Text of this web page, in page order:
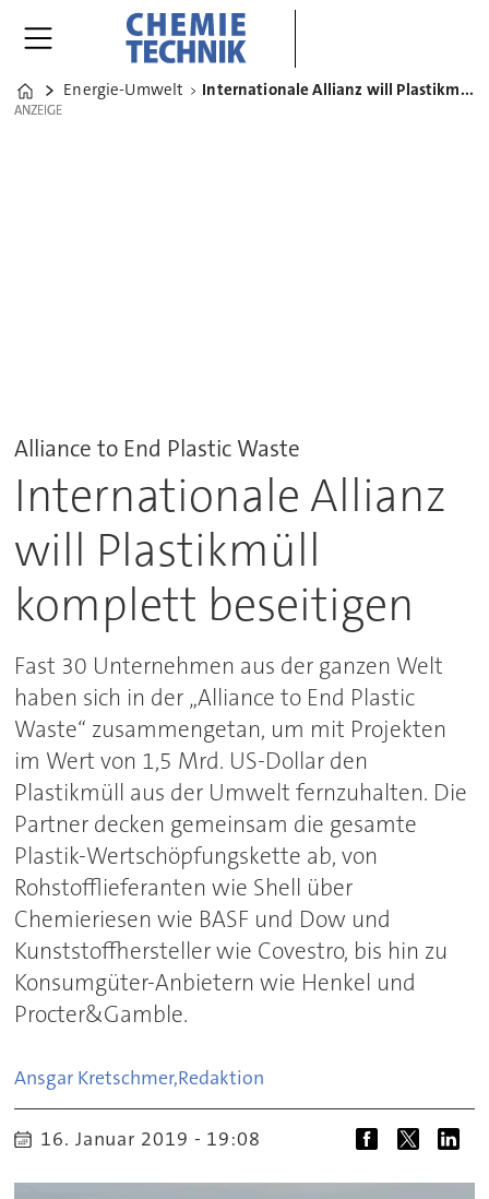
Home
Energie-Umwelt Internationale Allianz will Plastikmüll komplett beseitigen
ANZEIGE
ANZEIGE
Alliance to End Plastic Waste
Internationale Allianz
will Plastikmüll
komplett beseitigen
Fast 30 Unternehmen aus der ganzen Welt
haben sich in der „Alliance to End Plastic
Waste“ zusammengetan, um mit Projekten
im Wert von 1,5 Mrd. US-Dollar den
Plastikmüll aus der Umwelt fernzuhalten. Die
Partner decken gemeinsam die gesamte
Plastik-Wertschöpfungskette ab, von
Rohstofflieferanten wie Shell über
Chemieriesen wie BASF und Dow und
Kunststoffhersteller wie Covestro, bis hin zu
Konsumgüter-Anbietern wie Henkel und
Procter&Gamble.
Ansgar Kretschmer,Redaktion
16. Januar 2019 - 19:08